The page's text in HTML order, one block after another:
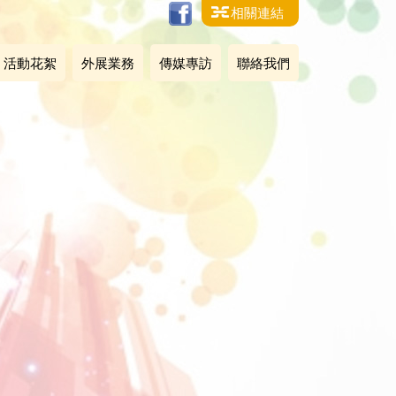
相關連結
活動花絮 外展業務 傳媒專訪 聯絡我們